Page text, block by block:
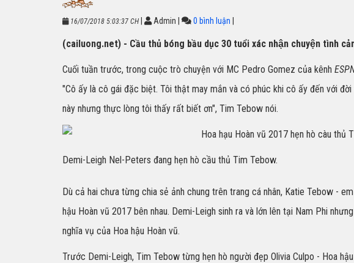
16/07/2018 5:03:37 CH Admin 0 bình luận
(cailuong.net) - Cầu thủ bóng bầu dục 30 tuổi xác nhận chuyện tình
Cuối tuần trước, trong cuộc trò chuyện với MC Pedro Gomez của kênh
"Cô ấy là cô gái đặc biệt. Tôi thật may mắn và có phúc khi cô ấy đến với
này nhưng thực lòng tôi thấy rất biết ơn", Tim Tebow nói.
Demi-Leigh Nel-Peters đang hẹn hò cầu thủ Tim Tebow.
Dù cả hai chưa từng chia sẻ ảnh chung trên trang cá nhân, Katie Tebow -
hậu Hoàn vũ 2017 bên nhau. Demi-Leigh sinh ra và lớn lên tại Nam Phi
nghĩa vụ của Hoa hậu Hoàn vũ.
Trước Demi-Leigh, Tim Tebow từng hẹn hò người đẹp Olivia Culpo - Hoa